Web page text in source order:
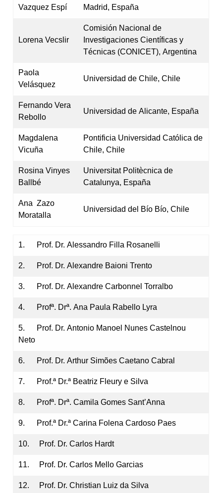
Vazquez Espí
Madrid, España
Lorena Vecslir
Comisión Nacional de
Investigaciones Científicas y
Técnicas (CONICET), Argentina
Paola
Velásquez
Universidad de Chile, Chile
Fernando Vera
Rebollo
Universidad de Alicante, España
Magdalena
Vicuña
Pontificia Universidad Católica de
Chile, Chile
Rosina Vinyes
Ballbé
Universitat Politècnica de
Catalunya, España
Ana Zazo
Moratalla
Universidad del Bío Bío, Chile
1. Prof. Dr. Alessandro Filla Rosanelli
2. Prof. Dr. Alexandre Baioni Trento
3. Prof. Dr. Alexandre Carbonnel Torralbo
4. Profª. Drª. Ana Paula Rabello Lyra
5. Prof. Dr. Antonio Manoel Nunes Castelnou
Neto
6. Prof. Dr. Arthur Simões Caetano Cabral
7. Prof.ª Dr.ª Beatriz Fleury e Silva
8. Profª. Drª. Camila Gomes Sant’Anna
9. Prof.ª Dr.ª Carina Folena Cardoso Paes
10. Prof. Dr. Carlos Hardt
11. Prof. Dr. Carlos Mello Garcias
12. Prof. Dr. Christian Luiz da Silva